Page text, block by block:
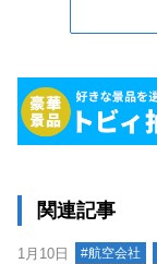
関連記事
1月10日 #航空会社